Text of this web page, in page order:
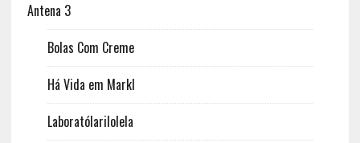
Antena 3
Bolas Com Creme
Há Vida em Markl
Laboratólarilolela